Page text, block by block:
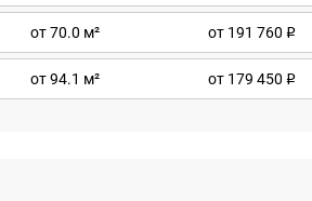
от 70.0 м² от 191 760
от 94.1 м² от 179 450